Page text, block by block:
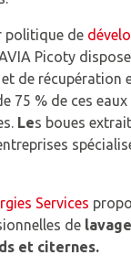
politique de
Picoty
et de récupération
75 % de ces
Les boues
Services
de
et citernes.